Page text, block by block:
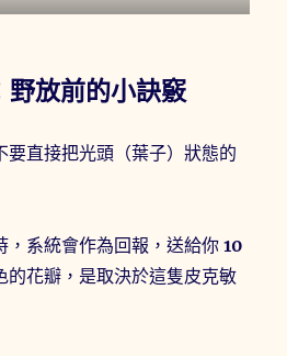
野放前的小訣竅
要直接把光頭（葉子）狀態的
，系統會作為回報，送給你10
的花瓣，是取決於這隻皮克敏